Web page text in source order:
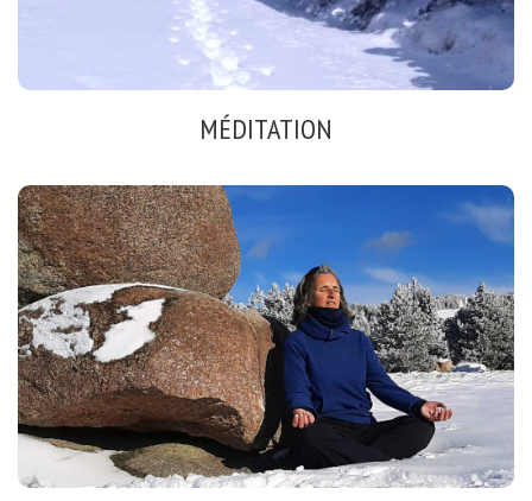
MÉDITATION
INSTANT POUR SOI
calme intérieur
se ressourcer